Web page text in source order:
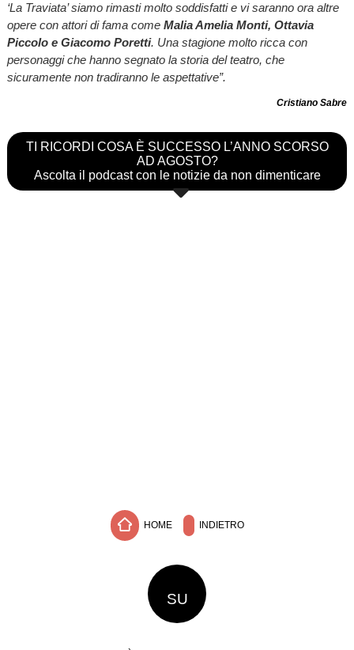
‘La Traviata’ siamo rimasti molto soddisfatti e vi saranno ora altre
opere con attori di fama come Malia Amelia Monti, Ottavia
Piccolo e Giacomo Poretti. Una stagione molto ricca con
personaggi che hanno segnato la storia del teatro, che
sicuramente non tradiranno le aspettative”.
Cristiano Sabre
TI RICORDI COSA È SUCCESSO L’ANNO SCORSO
AD AGOSTO?
Ascolta il podcast con le notizie da non dimenticare
HOME INDIETRO
SU